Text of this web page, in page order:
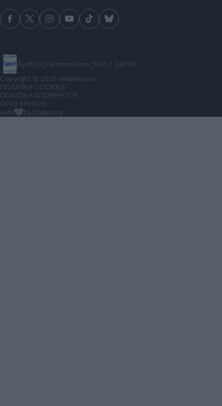
Αριθμός Πιστοποίησης Μ.Η.Τ.242191
Copyright © 2026 eMakedonia
ΠΟΛΙΤΙΚΗ COOKIES
ΠΟΛΙΤΙΚΗ ΑΠΟΡΡΗΤΟΥ
ΟΡΟΙ ΧΡΗΣΗΣ
with
by Darkpony